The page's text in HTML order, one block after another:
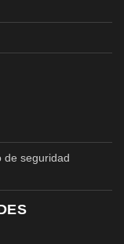
de seguridad